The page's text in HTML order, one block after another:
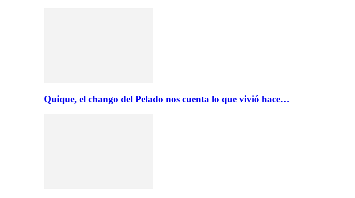
Quique, el chango del Pelado nos cuenta lo que vivió hace…